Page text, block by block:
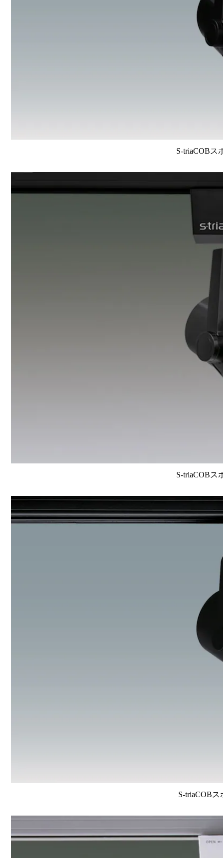
S-triaCOBス
S-triaCOBス
S-triaCOB